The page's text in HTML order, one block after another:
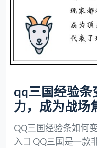
qq三国经验条
力，成为战场
QQ三国经验条如何
入口 QQ三国是一款